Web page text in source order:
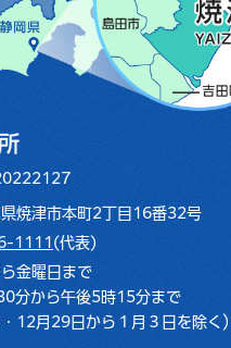
焼津市本町2丁目16番32号
1111 (代表)
金曜日まで
分から午後5時15分まで
・12月29日から１月３日を除く）